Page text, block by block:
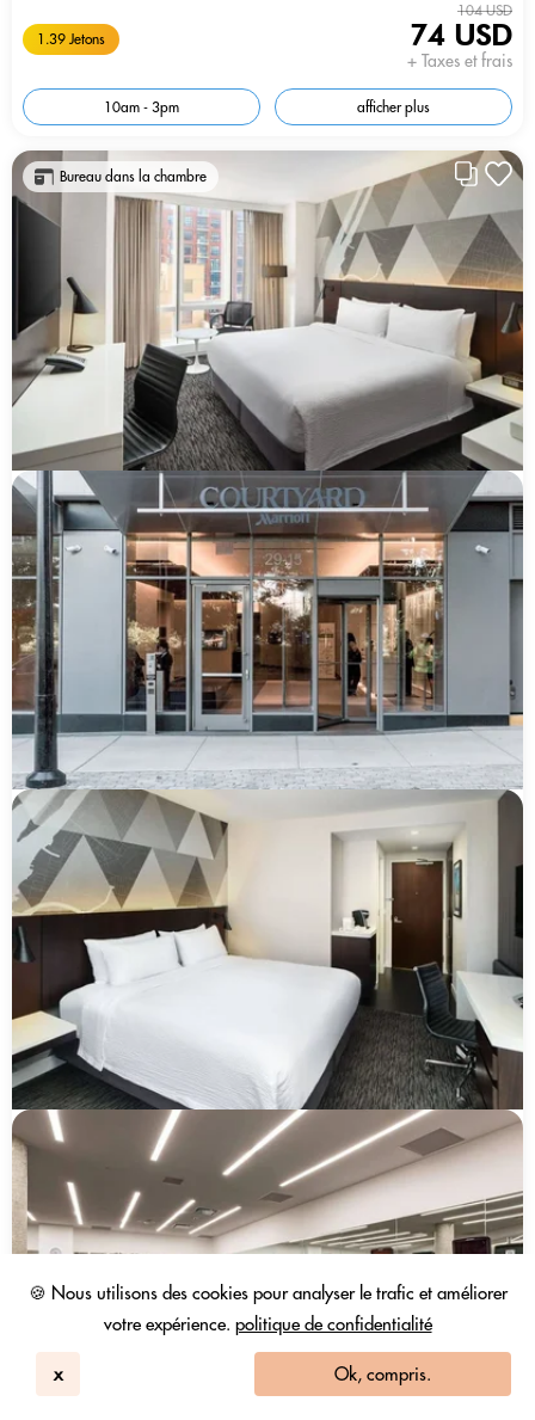
🍪 Nous utilisons des cookies pour analyser le trafic et améliorer
votre expérience. politique de confidentialité
x Ok, compris.
1.39 Jetons
104 USD
74 USD
+ Taxes et frais
10am - 3pm afficher plus
Bureau dans la chambre